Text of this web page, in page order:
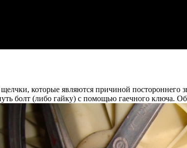
которые являются причиной постороннего
болт (либо гайку) с помощью гаечного ключа.